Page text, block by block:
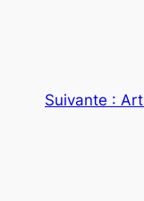
Suivante :